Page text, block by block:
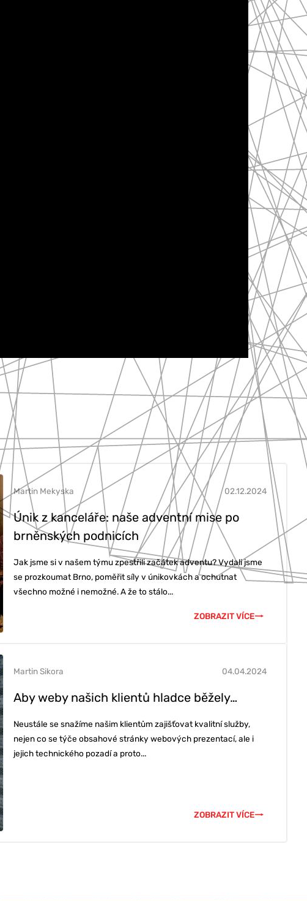
Únik z kanceláře: naše adventní mise po
brněnských podnicích
02.12.2024
Martin Mekyska
Jak jsme si v našem týmu zpestřili začátek adventu? Vydali jsme
se prozkoumat Brno, poměřit síly v únikovkách a ochutnat
všechno možné i nemožné. A že to stálo...
ZOBRAZIT VÍCE
Aby weby našich klientů hladce běžely…
04.04.2024
Martin Sikora
Neustále se snažíme našim klientům zajišťovat kvalitní služby,
nejen co se týče obsahové stránky webových prezentací, ale i
jejich technického pozadí a proto...
ZOBRAZIT VÍCE